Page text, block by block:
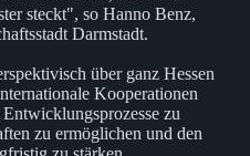
steckt", so Hanno Benz,
Darmstadt.
über ganz Hessen
Kooperationen
zu
zu ermöglichen und den